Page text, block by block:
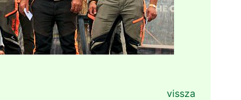
vissza